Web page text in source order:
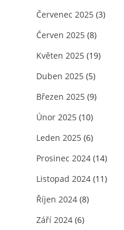
Červenec 2025 (3)
Červen 2025 (8)
Květen 2025 (19)
Duben 2025 (5)
Březen 2025 (9)
Únor 2025 (10)
Leden 2025 (6)
Prosinec 2024 (14)
Listopad 2024 (11)
Říjen 2024 (8)
Září 2024 (6)